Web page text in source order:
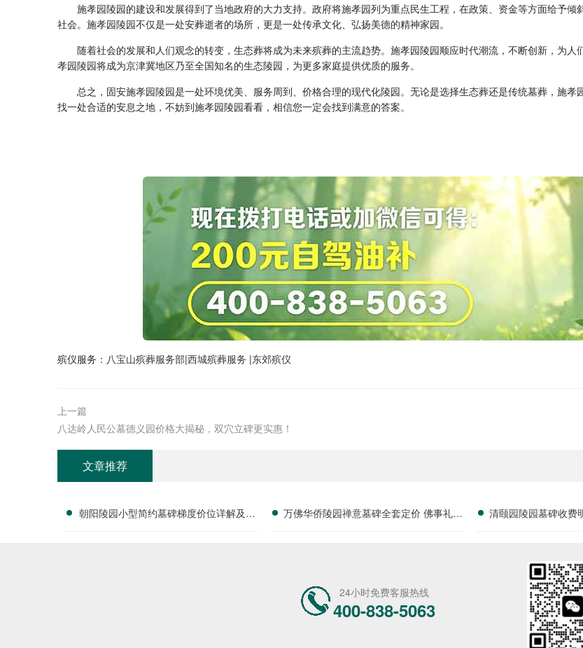
施孝园陵园的建设和发展得到了当地政府的大力支持。政府将施孝园列为重点民生工程，在政策、资金等方面给予
社会。施孝园陵园不仅是一处安葬逝者的场所，更是一处传承文化、弘扬美德的精神家园。
随着社会的发展和人们观念的转变，生态葬将成为未来殡葬的主流趋势。施孝园陵园顺应时代潮流，不断创新，为
孝园陵园将成为京津冀地区乃至全国知名的生态陵园，为更多家庭提供优质的服务。
总之，固安施孝园陵园是一处环境优美、服务周到、价格合理的现代化陵园。无论是选择生态葬还是传统墓葬，施
找一处合适的安息之地，不妨到施孝园陵园看看，相信您一定会找到满意的答案。
殡仪服务： 八宝山殡葬服务部|西城殡葬服务 |东郊殡仪
上一篇
八达岭人民公墓德义园价格大揭秘，双穴立碑更实惠！
文章推荐
朝阳陵园小型简约墓碑梯度价位详解及园
万佛华侨陵园禅意墓碑全套定价 佛事礼仪
清颐园陵园墓碑收费
24小时免费客服热线
400-838-5063